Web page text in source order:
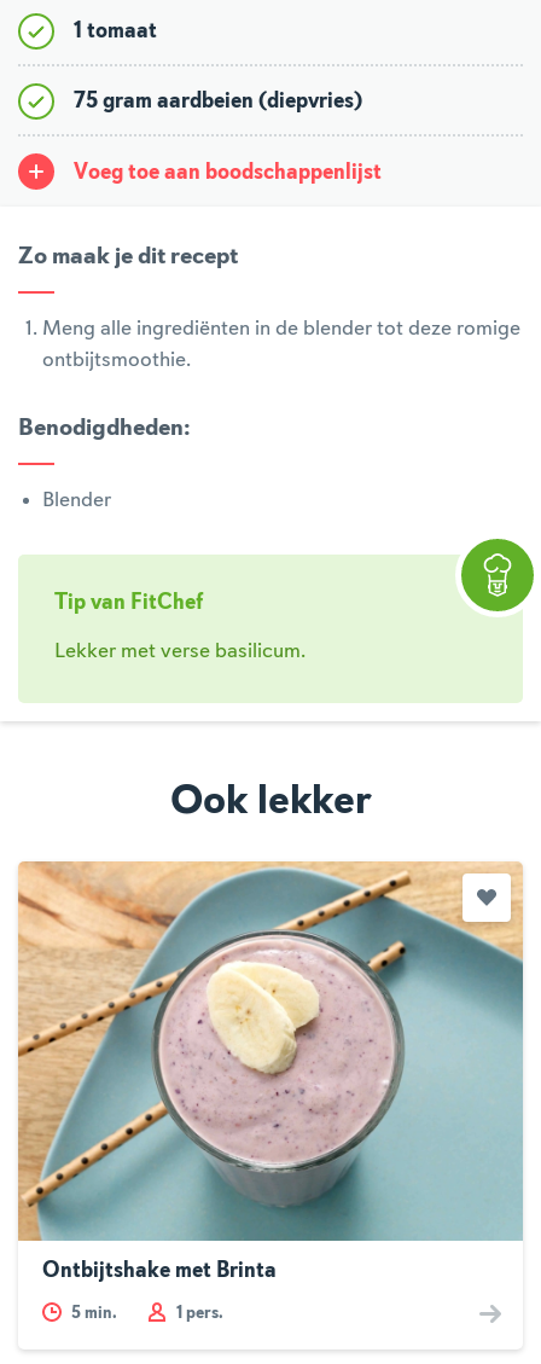
1 tomaat
75 gram aardbeien (diepvries)
Voeg toe aan boodschappenlijst
Zo maak je dit recept
Meng alle ingrediënten in de blender tot deze romige
ontbijtsmoothie.
Benodigdheden:
Blender
Tip van FitChef
Lekker met verse basilicum.
Ook lekker
Ontbijtshake met Brinta
5 min. 1 pers.